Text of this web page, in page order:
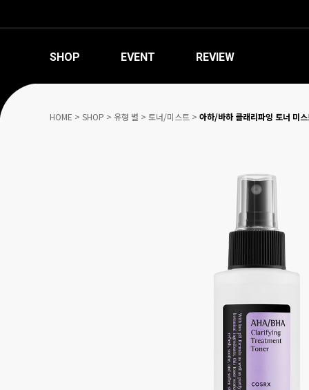
SHOP EVENT REVIEW
HOME > SHOP > 유형 별 > 토너/미스트 > 아하/바하 클래리파잉 토너 미